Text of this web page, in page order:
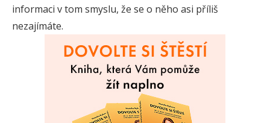
informaci v tom smyslu, že se o něho asi příliš
nezajímáte.